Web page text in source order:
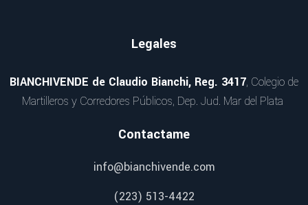
Legales
BIANCHIVENDE de Claudio Bianchi, Reg. 3417, Colegio de
Martilleros y Corredores Públicos, Dep. Jud. Mar del Plata
Contactame
info@bianchivende.com
(223) 513-4422